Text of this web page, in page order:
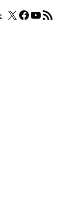
X Facebook
Youtube
Feed RSS